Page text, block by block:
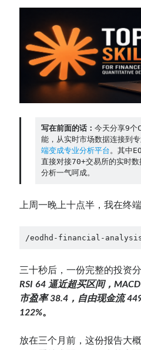
老余看市：长鑫4万亿，A股却蒸发
普通人的5个常见投资错误，可能让你
Contact：
写在前面的话： 今天分享9
能，从实时市场数据连接到专
端变成专业分析平台。其中
直接对接70+交易所的实时
分析一气呵成。
上周一晚上十点半，我在终
/eodhd-financial-analysis
三十秒后，一份完整的投资
RSI 64 逼近超买区间，
市盈率 38.4，自由现金流
122%。
放在三个月前，这份报告大